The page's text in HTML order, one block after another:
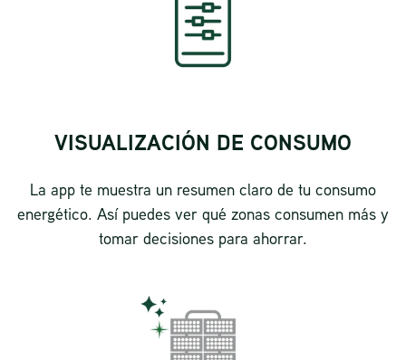
VISUALIZACIÓN DE CONSUMO
La app te muestra un resumen claro de tu consumo
energético. Así puedes ver qué zonas consumen más y
tomar decisiones para ahorrar.